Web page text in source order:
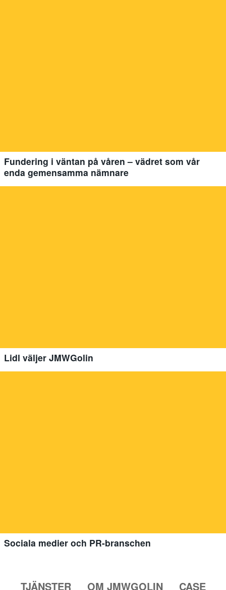
Fundering i väntan på våren – vädret som vår
enda gemensamma nämnare
Lidl väljer JMWGolin
Sociala medier och PR-branschen
TJÄNSTER OM JMWGOLIN CASE